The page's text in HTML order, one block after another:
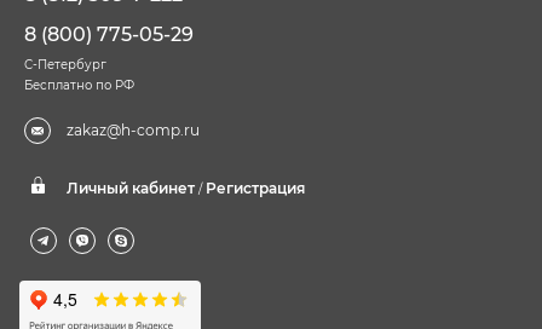
8 (800) 775-05-29
С-Петербург
Бесплатно по РФ
zakaz@h-comp.ru
Личный кабинет / Регистрация